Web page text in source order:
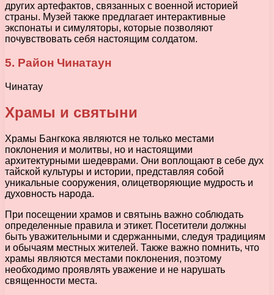
других артефактов, связанных с военной историей
страны. Музей также предлагает интерактивные
экспонаты и симуляторы, которые позволяют
почувствовать себя настоящим солдатом.
5. Район Чинатаун
Чинатау
Храмы и святыни
Храмы Бангкока являются не только местами
поклонения и молитвы, но и настоящими
архитектурными шедеврами. Они воплощают в себе дух
тайской культуры и истории, представляя собой
уникальные сооружения, олицетворяющие мудрость и
духовность народа.
При посещении храмов и святынь важно соблюдать
определенные правила и этикет. Посетители должны
быть уважительными и сдержанными, следуя традициям
и обычаям местных жителей. Также важно помнить, что
храмы являются местами поклонения, поэтому
необходимо проявлять уважение и не нарушать
священности места.